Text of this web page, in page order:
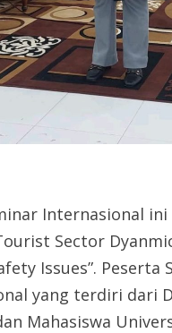
Internasional
Sector
Issues”. Peserta
yang terdiri dari
Mahasiswa